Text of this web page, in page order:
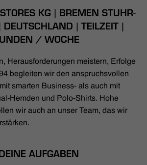
KG | BREMEN STUHR-
| TEILZEIT |
/ WOCHE
Herausforderungen meistern, Erfolge
begleiten wir den anspruchsvollen
smarten Business- als auch mit
Hemden und Polo-Shirts. Hohe
wir auch an unser Team, das wir
AUFGABEN